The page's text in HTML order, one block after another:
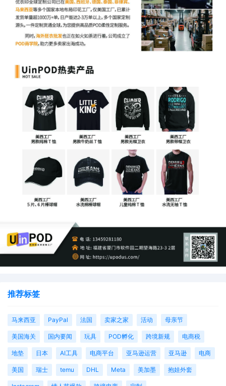
时候，不论是数据清零还是广告延迟erp抓取广告消耗数据
远小于后台实际花费，都直接打乱卖家们的推广计划。
还有卖家反馈，遭遇亚马逊黑五网一大批量价格报错。
这是因为系统抓得是30天最低价，90天的历史售价。一些
首日出现如此集中的技术问题，无疑加剧了卖家的焦虑情
绪。
虽然许多卖家开局不如预期，但黑五周期才刚刚开始。
最重要的是保持冷静，密切关注数据变化，及时调整运营策
推荐标签
马来西亚 PayPal 法国 卖家之家 活动 母亲节
美国海关 国内要闻 玩具 POD孵化 跨境新规 电商税
地垫 日本 AI工具 电商平台 亚马逊运营 亚马逊 电商
美国 瑞士 temu DHL Meta 美加墨 抱娃外套